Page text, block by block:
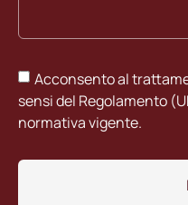
Acconsento al
sensi del Regolamento
normativa vigente.